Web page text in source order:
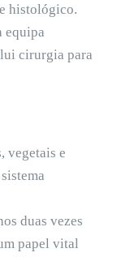
histológico.
equipa
cirurgia para
vegetais e
duas vezes
papel vital